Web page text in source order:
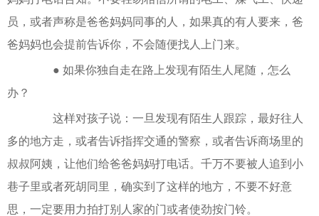
员，或者声称是爸爸妈妈同事的人，如果真的有人要来，爸
爸妈妈也会提前告诉你，不会随便找人上门来。
● 如果你独自走在路上发现有陌生人尾随，怎么
办？
这样对孩子说：一旦发现有陌生人跟踪，最好往人
多的地方走，或者告诉指挥交通的警察，或者告诉商场里的
叔叔阿姨，让他们给爸爸妈妈打电话。千万不要被人追到小
巷子里或者死胡同里，确实到了这样的地方，不要不好意
思，一定要用力拍打别人家的门或者使劲按门铃。